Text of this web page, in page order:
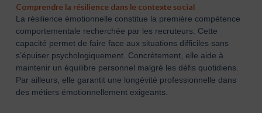
Comprendre la résilience dans le contexte social
La résilience émotionnelle constitue la première compétence
comportementale recherchée par les recruteurs. Cette
capacité permet de faire face aux situations difficiles sans
s’épuiser psychologiquement. Concrètement, elle aide à
maintenir un équilibre personnel malgré les défis quotidiens.
Par ailleurs, elle garantit une longévité professionnelle dans
des métiers émotionnellement exigeants.